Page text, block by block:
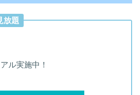
放題
ル実施中！